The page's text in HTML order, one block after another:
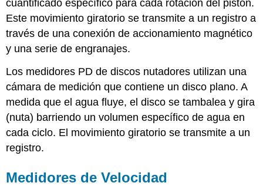
cuantificado específico para cada rotación del pistón.
Este movimiento giratorio se transmite a un registro a
través de una conexión de accionamiento magnético
y una serie de engranajes.
Los medidores PD de discos nutadores utilizan una
cámara de medición que contiene un disco plano. A
medida que el agua fluye, el disco se tambalea y gira
(nuta) barriendo un volumen específico de agua en
cada ciclo. El movimiento giratorio se transmite a un
registro.
Medidores de Velocidad